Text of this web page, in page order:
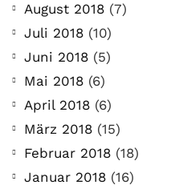
August 2018 (7)
Juli 2018 (10)
Juni 2018 (5)
Mai 2018 (6)
April 2018 (6)
März 2018 (15)
Februar 2018 (18)
Januar 2018 (16)